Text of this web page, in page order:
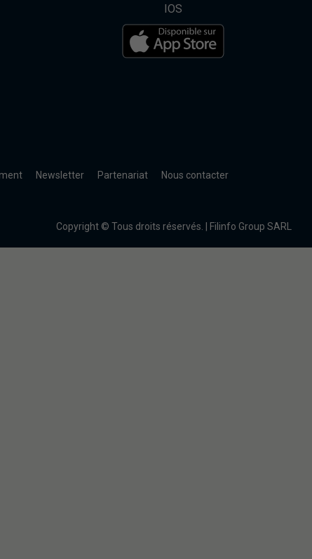
IOS
Newsletter Partenariat Nous contacter
Copyright © Tous droits réservés. | Filinfo Group SARL